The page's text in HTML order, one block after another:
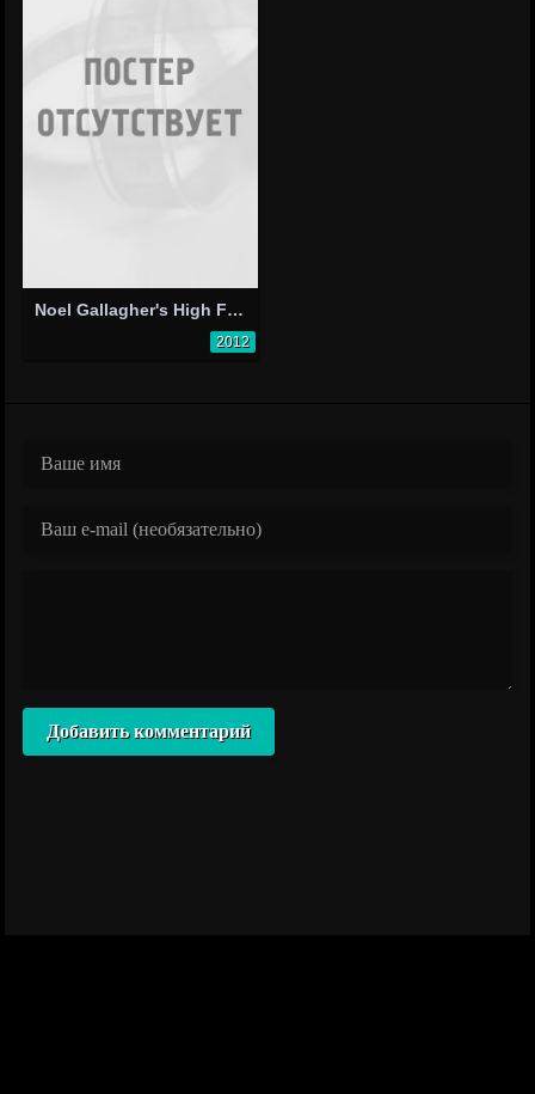
Noel Gallagher's High Flying Birds: Dream On
2012
Добавить комментарий